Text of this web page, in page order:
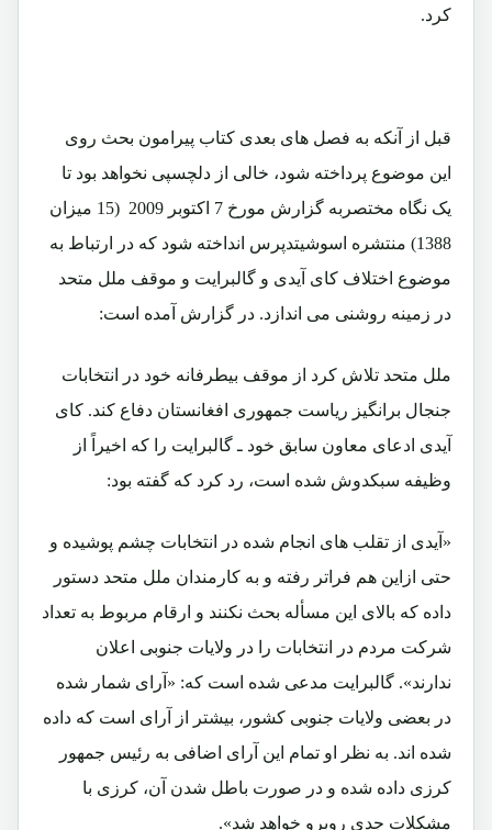
کرد.
قبل از آنکه به فصل های بعدی کتاب پیرامون بحث روی
این موضوع پرداخته شود، خالی از دلچسپی نخواهد بود تا
یک نگاه مختصربه گزارش مورخ 7 اکتوبر 2009 (15 میزان
1388) منتشره اسوشیتدپرس انداخته شود که در ارتباط به
موضوع اختلاف کای آیدی و گالبرایت و موقف ملل متحد
در زمینه روشنی می اندازد. در گزارش آمده است:
ملل متحد تلاش کرد از موقف بیطرفانه خود در انتخابات
جنجال برانگیز ریاست جمهوری افغانستان دفاع کند. کای
آیدی ادعای معاون سابق خود ـ گالبرایت را که اخیراً از
وظیفه سبکدوش شده است، رد کرد که گفته بود:
«آیدی از تقلب های انجام شده در انتخابات چشم پوشیده و
حتی ازاین هم فراتر رفته و به کارمندان ملل متحد دستور
داده که بالای این مسأله بحث نکنند و ارقام مربوط به تعداد
شرکت مردم در انتخابات را در ولایات جنوبی اعلان
ندارند». گالبرایت مدعی شده است که: «آرای شمار شده
در بعضی ولایات جنوبی کشور، بیشتر از آرای است که داده
شده اند. به نظر او تمام این آرای اضافی به رئیس جمهور
کرزی داده شده و در صورت باطل شدن آن، کرزی با
مشکلات جدی روبرو خواهد شد».